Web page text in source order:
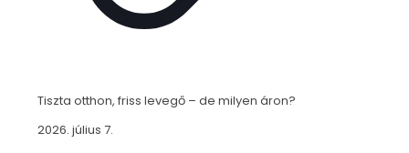
Tiszta otthon, friss levegő – de milyen áron?
2026. július 7.